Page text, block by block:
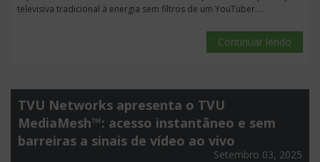
televisiva tradicional à energia sem filtros de um YouTuber....
Continuar lendo
TVU Networks apresenta o TVU
MediaMesh™: acesso instantâneo e sem
barreiras a sinais de vídeo ao vivo
Setembro 03, 2025